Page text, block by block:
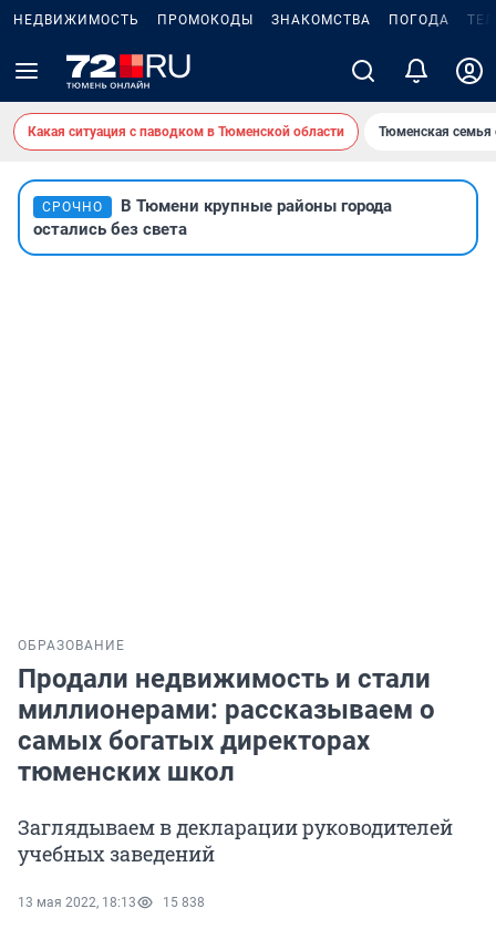
НЕДВИЖИМОСТЬ ПРОМОКОДЫ ЗНАКОМСТВА ПОГОДА
Какая ситуация с паводком в Тюменской области Тюменская семья
СРОЧНО
В Тюмени крупные районы города
остались без света
ОБРАЗОВАНИЕ
Продали недвижимость и стали
миллионерами: рассказываем о
самых богатых директорах
тюменских школ
Заглядываем в декларации руководителей
учебных заведений
13 мая 2022, 18:13 15 838